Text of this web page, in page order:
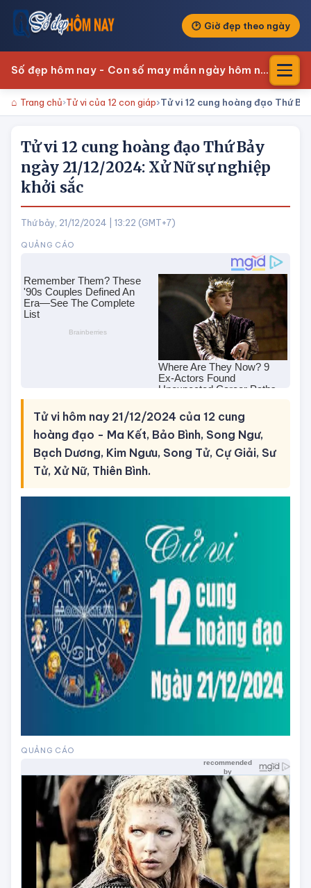
Giờ đẹp theo ngày
Số đẹp hôm nay - Con số may mắn ngày hôm nay
Trang chủ Tử vi của 12 con giáp Tử vi 12 cung hoàng đạo Thứ
Tử vi 12 cung hoàng đạo Thứ Bảy
ngày 21/12/2024: Xử Nữ sự nghiệp
khởi sắc
Thứ bảy, 21/12/2024 | 13:22 (GMT+7)
Tử vi hôm nay 21/12/2024 của 12 cung
hoàng đạo - Ma Kết, Bảo Bình, Song Ngư,
Tử, Xử Nữ, Thiên Bình.